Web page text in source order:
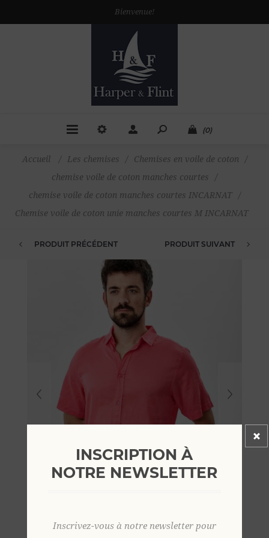
Bienvenue!
(0)
Accueil / Les chemises / Chemises en voile de coton
/
chemise voile de coton manches courtes
/
chemise voile de coton manches courtes INCARNAT
/
Chemise voile de coton unie manches courtes M INCARNAT
PRODUIT PRÉCÉDENT PRODUIT SUIVANT
INSCRIPTION À
NOTRE NEWSLETTER
Inscrivez-vous à notre newsletter pour